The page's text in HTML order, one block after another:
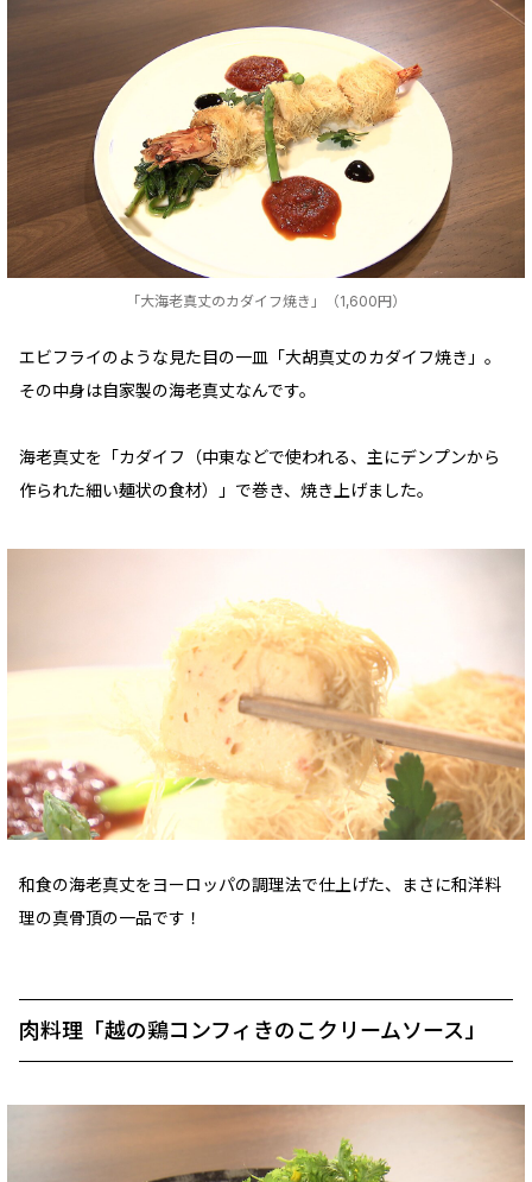
「大海老真丈のカダイフ焼き」（1,600円）
エビフライのような見た目の一皿「大胡真丈のカダイフ焼き」。
その中身は自家製の海老真丈なんです。
海老真丈を「カダイフ（中東などで使われる、主にデンプンから
作られた細い麺状の食材）」で巻き、焼き上げました。
和食の海老真丈をヨーロッパの調理法で仕上げた、まさに和洋料
理の真骨頂の一品です！
肉料理「越の鶏コンフィきのこクリームソース」